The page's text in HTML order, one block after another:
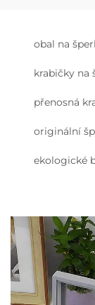
obal na
krabičky na
přenosná
originální
ekologické